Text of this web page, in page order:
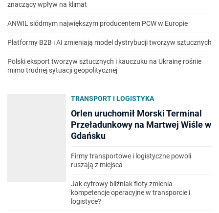
znaczący wpływ na klimat
ANWIL siódmym największym producentem PCW w Europie
Platformy B2B i AI zmieniają model dystrybucji tworzyw sztucznych
Polski eksport tworzyw sztucznych i kauczuku na Ukrainę rośnie
mimo trudnej sytuacji geopolitycznej
TRANSPORT I LOGISTYKA
Orlen uruchomił Morski Terminal
Przeładunkowy na Martwej Wiśle w
Gdańsku
Firmy transportowe i logistyczne powoli
ruszają z miejsca
Jak cyfrowy bliźniak floty zmienia
kompetencje operacyjne w transporcie i
logistyce?